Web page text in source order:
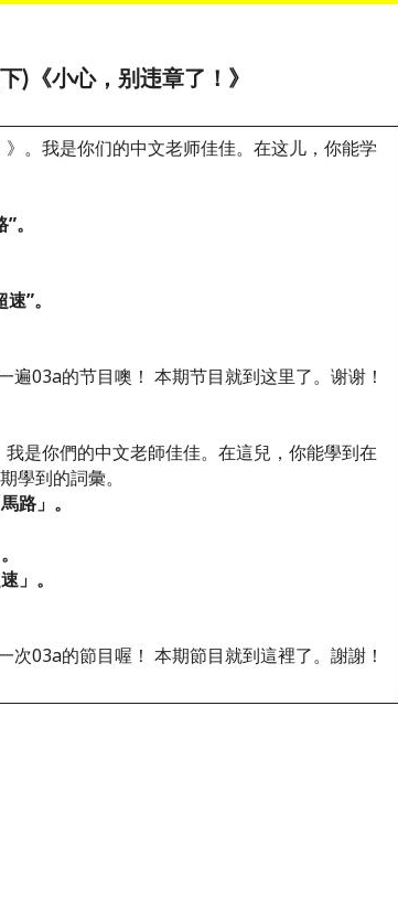
)《小心，别违章了！》
。我是你们的中文老师佳佳。在这儿，你能学
。
”。
03a的节目噢！ 本期节目就到这里了。谢谢！
是你們的中文老師佳佳。在這兒，你能學到在
學到的詞彙。
路」。
」。
03a的節目喔！ 本期節目就到這裡了。謝謝！